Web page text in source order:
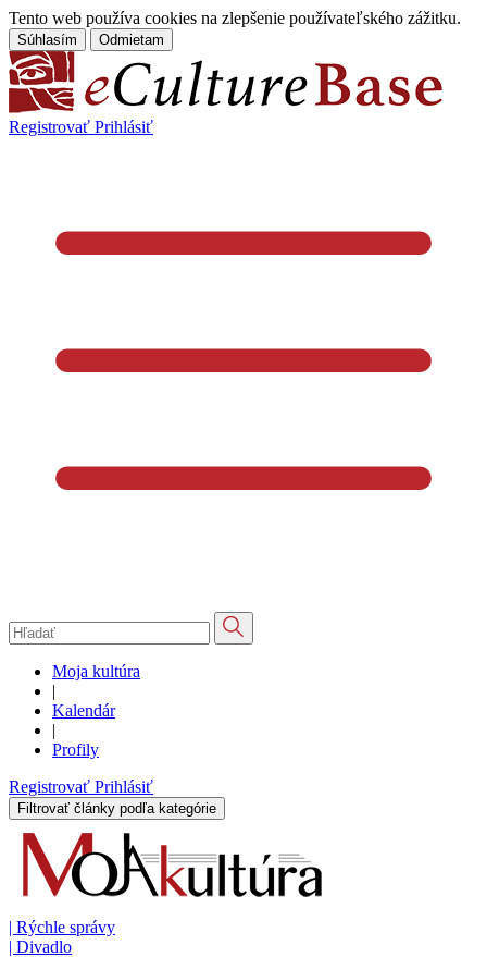
Tento web používa cookies na zlepšenie používateľského zážitku.
Súhlasím Odmietam
Registrovať Prihlásiť
Moja kultúra
|
Kalendár
|
Profily
Registrovať Prihlásiť
Filtrovať články podľa kategórie
| Rýchle správy
| Divadlo